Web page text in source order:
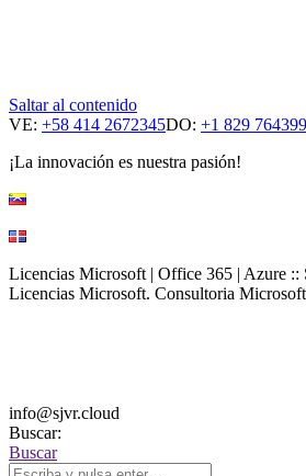
Saltar al contenido
VE: +58 414 2672345DO: +1 829
¡La innovación es nuestra pasión!
Licencias Microsoft | Office 365 | Azure ::
Licencias Microsoft. Consultoria
info@sjvr.cloud
Buscar:
Buscar